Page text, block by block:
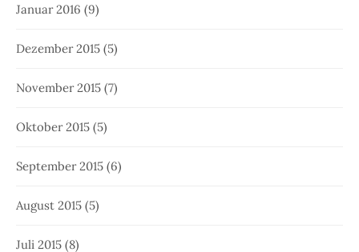
Januar 2016 (9)
Dezember 2015 (5)
November 2015 (7)
Oktober 2015 (5)
September 2015 (6)
August 2015 (5)
Juli 2015 (8)